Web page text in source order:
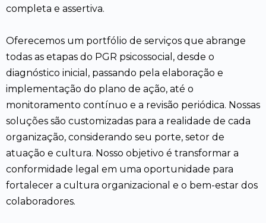
completa e assertiva.
Oferecemos um portfólio de serviços que abrange
todas as etapas do PGR psicossocial, desde o
diagnóstico inicial, passando pela elaboração e
implementação do plano de ação, até o
monitoramento contínuo e a revisão periódica. Nossas
soluções são customizadas para a realidade de cada
organização, considerando seu porte, setor de
atuação e cultura. Nosso objetivo é transformar a
conformidade legal em uma oportunidade para
fortalecer a cultura organizacional e o bem-estar dos
colaboradores.